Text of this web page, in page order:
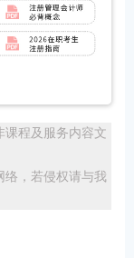
课程及服务内容文
络，若侵权请与我